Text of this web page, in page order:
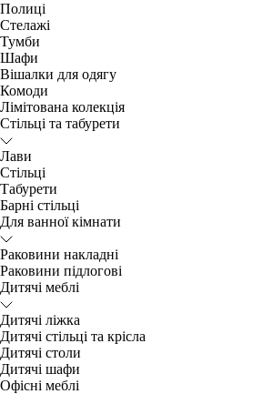
Полиці
Стелажі
Тумби
Шафи
Вішалки для одягу
Комоди
Лімітована колекція
Стільці та табурети
Лави
Стільці
Табурети
Барні стільці
Для ванної кімнати
Раковини накладні
Раковини підлогові
Дитячі меблі
Дитячі ліжка
Дитячі стільці та крісла
Дитячі столи
Дитячі шафи
Офісні меблі